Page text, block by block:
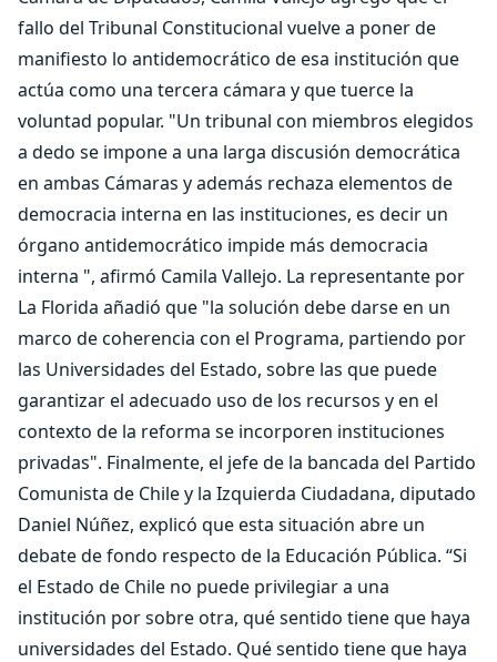
fallo del Tribunal Constitucional vuelve a poner de
manifiesto lo antidemocrático de esa institución que
actúa como una tercera cámara y que tuerce la
voluntad popular. "Un tribunal con miembros elegidos
a dedo se impone a una larga discusión democrática
en ambas Cámaras y además rechaza elementos de
democracia interna en las instituciones, es decir un
órgano antidemocrático impide más democracia
interna ", afirmó Camila Vallejo. La representante por
La Florida añadió que "la solución debe darse en un
marco de coherencia con el Programa, partiendo por
las Universidades del Estado, sobre las que puede
garantizar el adecuado uso de los recursos y en el
contexto de la reforma se incorporen instituciones
privadas". Finalmente, el jefe de la bancada del Partido
Comunista de Chile y la Izquierda Ciudadana, diputado
Daniel Núñez, explicó que esta situación abre un
debate de fondo respecto de la Educación Pública. “Si
el Estado de Chile no puede privilegiar a una
institución por sobre otra, qué sentido tiene que haya
universidades del Estado. Qué sentido tiene que haya